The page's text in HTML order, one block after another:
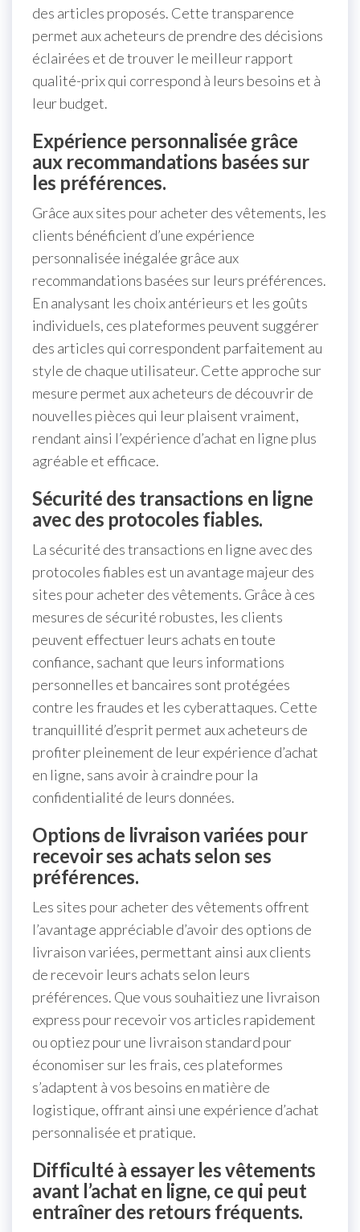
des articles proposés. Cette transparence
permet aux acheteurs de prendre des décisions
éclairées et de trouver le meilleur rapport
qualité-prix qui correspond à leurs besoins et à
leur budget.
Expérience personnalisée grâce
aux recommandations basées sur
les préférences.
Grâce aux sites pour acheter des vêtements, les
clients bénéficient d’une expérience
personnalisée inégalée grâce aux
recommandations basées sur leurs préférences.
En analysant les choix antérieurs et les goûts
individuels, ces plateformes peuvent suggérer
des articles qui correspondent parfaitement au
style de chaque utilisateur. Cette approche sur
mesure permet aux acheteurs de découvrir de
nouvelles pièces qui leur plaisent vraiment,
rendant ainsi l’expérience d’achat en ligne plus
agréable et efficace.
Sécurité des transactions en ligne
avec des protocoles fiables.
La sécurité des transactions en ligne avec des
protocoles fiables est un avantage majeur des
sites pour acheter des vêtements. Grâce à ces
mesures de sécurité robustes, les clients
peuvent effectuer leurs achats en toute
confiance, sachant que leurs informations
personnelles et bancaires sont protégées
contre les fraudes et les cyberattaques. Cette
tranquillité d’esprit permet aux acheteurs de
profiter pleinement de leur expérience d’achat
en ligne, sans avoir à craindre pour la
confidentialité de leurs données.
Options de livraison variées pour
recevoir ses achats selon ses
préférences.
Les sites pour acheter des vêtements offrent
l’avantage appréciable d’avoir des options de
livraison variées, permettant ainsi aux clients
de recevoir leurs achats selon leurs
préférences. Que vous souhaitiez une livraison
express pour recevoir vos articles rapidement
ou optiez pour une livraison standard pour
économiser sur les frais, ces plateformes
s’adaptent à vos besoins en matière de
logistique, offrant ainsi une expérience d’achat
personnalisée et pratique.
Difficulté à essayer les vêtements
avant l’achat en ligne, ce qui peut
entraîner des retours fréquents.